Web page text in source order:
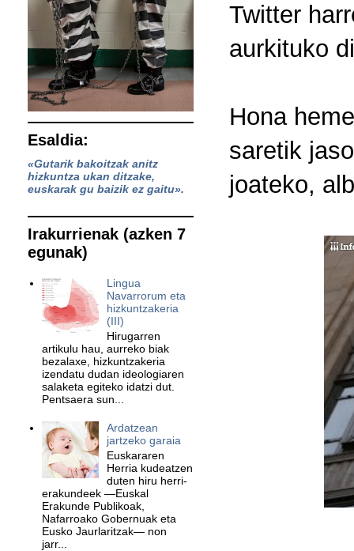
Twitter
aurkituko
Hona
saretik
joateko,
Esaldia:
«Gutarik bakoitzak anitz
hizkuntza ukan ditzake,
euskarak gu baizik ez gaitu».
Irakurrienak (azken 7
egunak)
Lingua
Navarrorum eta
hizkuntzakeria
(III)
Hirugarren
artikulu hau, aurreko biak
bezalaxe, hizkuntzakeria
izendatu dudan ideologiaren
salaketa egiteko idatzi dut.
Pentsaera sun...
Ardatzean
jartzeko garaia
Euskararen
Herria kudeatzen
duten hiru herri-
erakundeek —Euskal
Erakunde Publikoak,
Nafarroako Gobernuak eta
Eusko Jaurlaritzak— non
jarr...